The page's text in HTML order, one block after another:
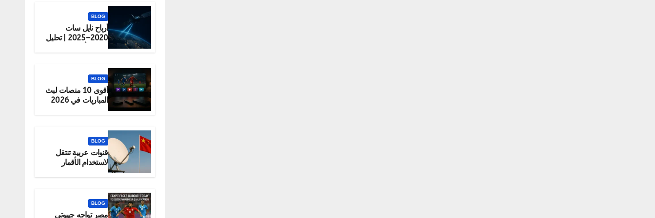
BLOG
أرباح نايل سات
2020–2025 | تحليل
BLOG
أقوى 10 منصات لبث
المباريات في 2026
BLOG
قنوات عربية تنتقل
لاستخدام الأقمار
BLOG
مصر تواجه جيبوتي